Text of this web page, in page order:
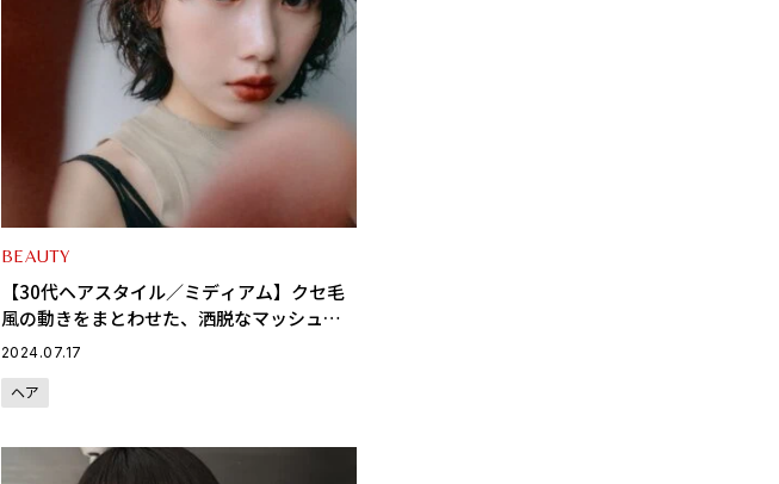
BEAUTY
【30代ヘアスタイル／ミディアム】クセ毛
風の動きをまとわせた、洒脱なマッシュウ
ルフに注目！
2024.07.17
ヘア